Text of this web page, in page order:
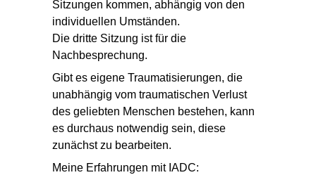
Sitzungen kommen, abhängig von den
individuellen Umständen.
Die dritte Sitzung ist für die
Nachbesprechung.
Gibt es eigene Traumatisierungen, die
unabhängig vom traumatischen Verlust
des geliebten Menschen bestehen, kann
es durchaus notwendig sein, diese
zunächst zu bearbeiten.
Meine Erfahrungen mit IADC: